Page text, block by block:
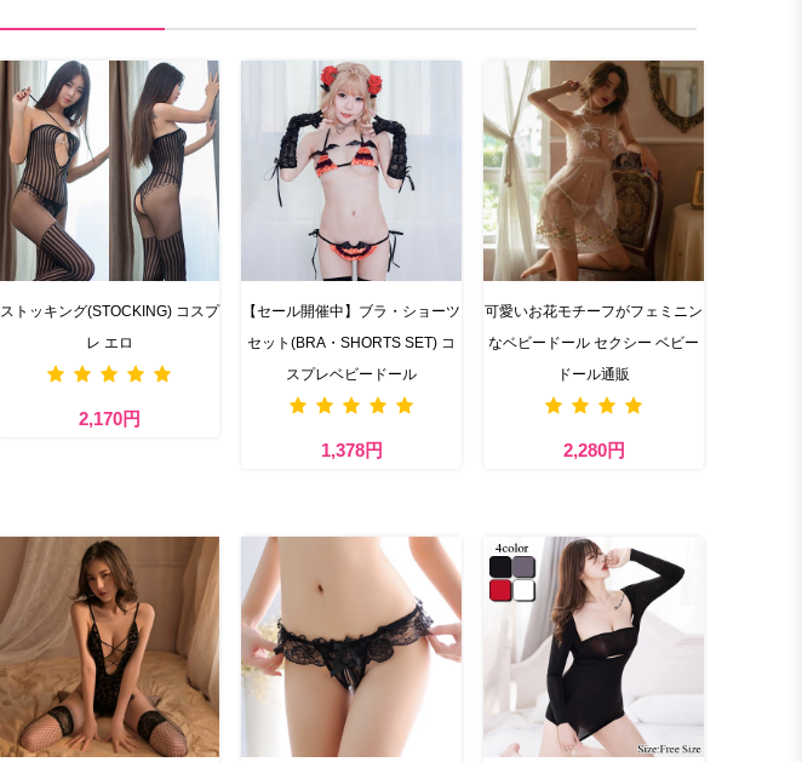
ストッキング(STOCKING) コスプ
レ エロ
2,170円
【セール開催中】ブラ・ショーツ
セット(BRA・SHORTS SET) コ
スプレベビードール
1,378円
可愛いお花モチーフがフェミニン
なベビードール セクシー ベビー
ドール通販
2,280円